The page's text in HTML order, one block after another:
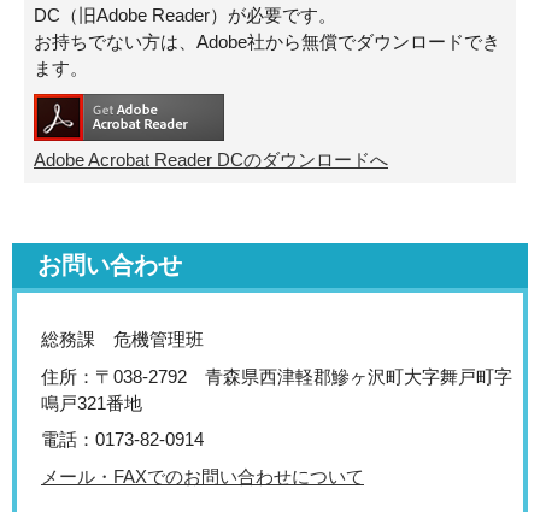
DC（旧Adobe Reader）が必要です。
お持ちでない方は、Adobe社から無償でダウンロードでき
ます。
Adobe Acrobat Reader DCのダウンロードへ
お問い合わせ
総務課 危機管理班
住所：〒038-2792 青森県西津軽郡鰺ヶ沢町大字舞戸町字
鳴戸321番地
電話：0173-82-0914
メール・FAXでのお問い合わせについて